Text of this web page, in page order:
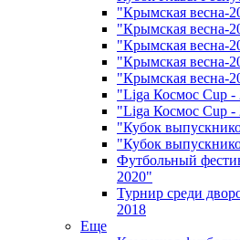
"Крымская весна-
"Крымская весна-
"Крымская весна-
"Крымская весна-
"Крымская весна-
"Liga Космос Cup -
"Liga Космос Cup -
"Кубок
"Кубок
Футбольный
2020"
Турнир среди
2018
Еще